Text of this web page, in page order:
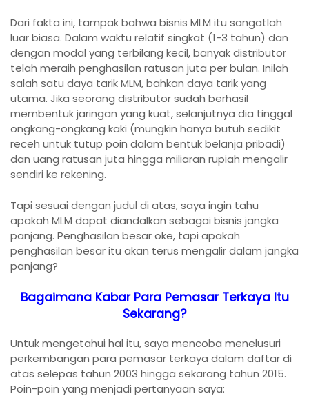
Dari fakta ini, tampak bahwa bisnis MLM itu sangatlah
luar biasa. Dalam waktu relatif singkat (1-3 tahun) dan
dengan modal yang terbilang kecil, banyak distributor
telah meraih penghasilan ratusan juta per bulan. Inilah
salah satu daya tarik MLM, bahkan daya tarik yang
utama. Jika seorang distributor sudah berhasil
membentuk jaringan yang kuat, selanjutnya dia tinggal
ongkang-ongkang kaki (mungkin hanya butuh sedikit
receh untuk tutup poin dalam bentuk belanja pribadi)
dan uang ratusan juta hingga miliaran rupiah mengalir
sendiri ke rekening.
Tapi sesuai dengan judul di atas, saya ingin tahu
apakah MLM dapat diandalkan sebagai bisnis jangka
panjang. Penghasilan besar oke, tapi apakah
penghasilan besar itu akan terus mengalir dalam jangka
panjang?
Bagaimana Kabar Para Pemasar Terkaya Itu
Sekarang?
Untuk mengetahui hal itu, saya mencoba menelusuri
perkembangan para pemasar terkaya dalam daftar di
atas selepas tahun 2003 hingga sekarang tahun 2015.
Poin-poin yang menjadi pertanyaan saya: